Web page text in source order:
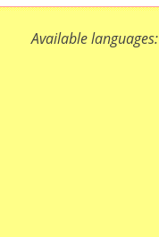
Available languages: